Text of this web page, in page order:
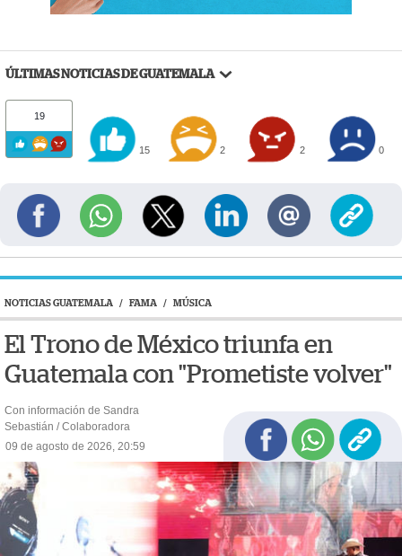
ÚLTIMAS NOTICIAS DE GUATEMALA
19
15 2 2 0
NOTICIAS GUATEMALA / FAMA / MÚSICA
El Trono de México triunfa en
Guatemala con "Prometiste volver"
Con información de Sandra
Sebastián / Colaboradora
09 de agosto de 2026, 20:59